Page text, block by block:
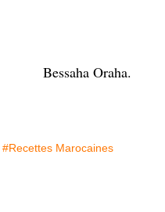
Bessaha Oraha.
#Recettes Marocaines